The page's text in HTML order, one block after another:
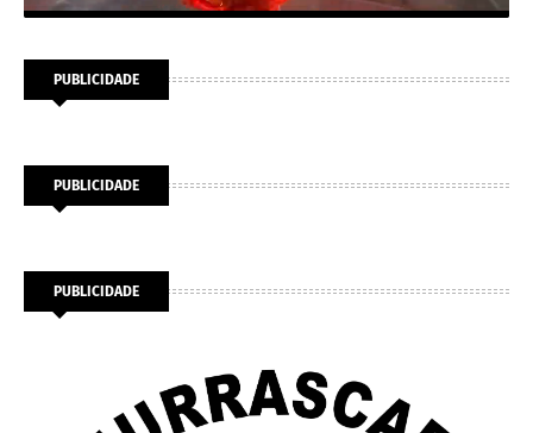
PUBLICIDADE
PUBLICIDADE
PUBLICIDADE